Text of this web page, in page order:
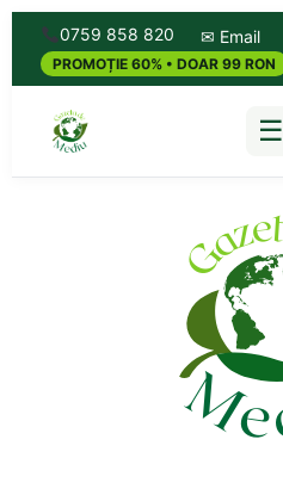
0759 858 820 ✉ Email
PROMOȚIE 60% • DOAR 99 RON
☰